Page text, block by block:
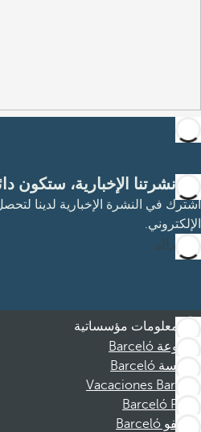
مع نشرتنا الإخبارية،
اشترك في النشرة الإخبارية لدينا
الإلكتروني.
الاشتراك
معلومات مؤسساتية
مجموعة Barceló
مؤسسة Barceló
Vacaciones Barceló
Barceló Films
موظفو Barceló